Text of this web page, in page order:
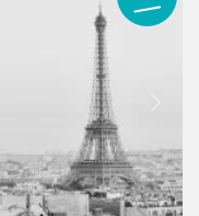
Suivant